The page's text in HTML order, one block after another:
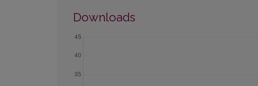
Downloads